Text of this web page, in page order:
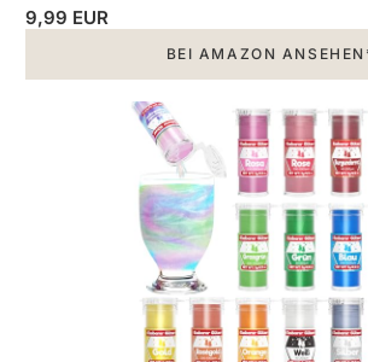
9,99 EUR
BEI AMAZON